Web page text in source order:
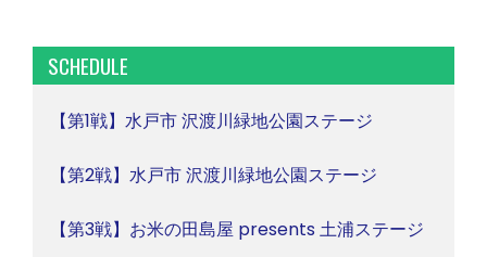
SCHEDULE
【第1戦】水戸市 沢渡川緑地公園ステージ
【第2戦】水戸市 沢渡川緑地公園ステージ
【第3戦】お米の田島屋 presents 土浦ステージ